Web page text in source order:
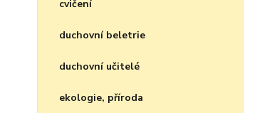
cvičení
duchovní beletrie
duchovní učitelé
ekologie, příroda